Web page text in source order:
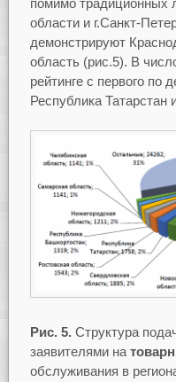
области и г.Санкт-
демонстрируют
область (рис.5). В
рейтинге с первого по
Республика Татарстан
Рис. 5.Структура
заявителями на
обслуживания в